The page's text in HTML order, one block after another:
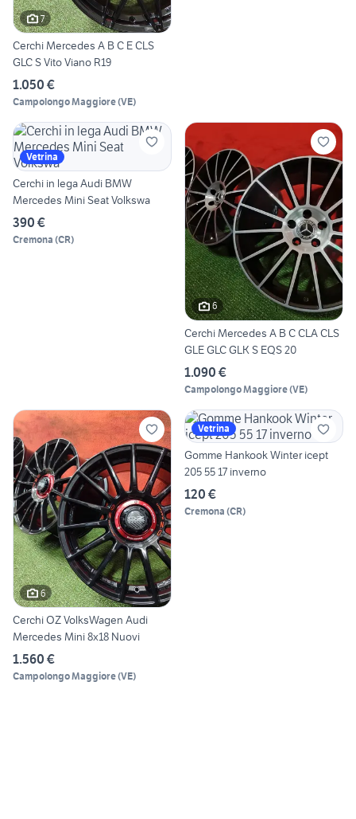
7
Cerchi Mercedes A B C E CLS
GLC S Vito Viano R19
1.050 €
Campolongo Maggiore(VE)
Vetrina
Cerchi in lega Audi BMW
Mercedes Mini Seat Volkswa
390 €
Cremona (CR)
6
Cerchi Mercedes A B C CLA CLS
GLE GLC GLK S EQS 20
1.090 €
Campolongo Maggiore(VE)
6
Cerchi OZ VolksWagen Audi
Mercedes Mini 8x18 Nuovi
1.560 €
Campolongo Maggiore(VE)
Vetrina
Gomme Hankook Winter icept
205 55 17 inverno
120 €
Cremona (CR)